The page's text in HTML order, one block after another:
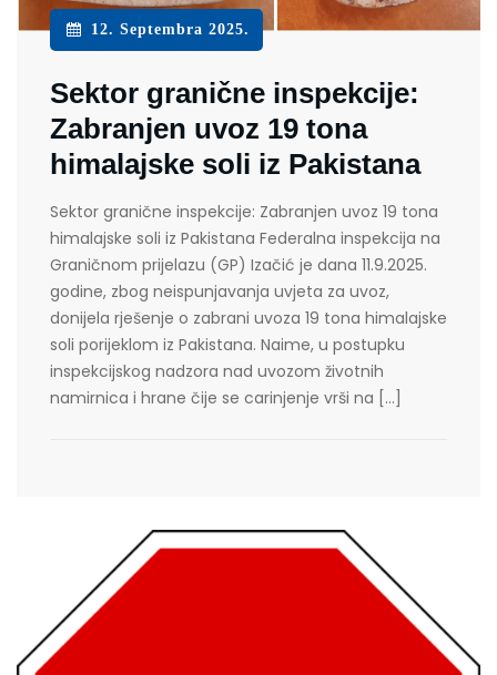
12. Septembra 2025.
Sektor granične inspekcije:
Zabranjen uvoz 19 tona
himalajske soli iz Pakistana
Sektor granične inspekcije: Zabranjen uvoz 19 tona
himalajske soli iz Pakistana Federalna inspekcija na
Graničnom prijelazu (GP) Izačić je dana 11.9.2025.
godine, zbog neispunjavanja uvjeta za uvoz,
donijela rješenje o zabrani uvoza 19 tona himalajske
soli porijeklom iz Pakistana. Naime, u postupku
inspekcijskog nadzora nad uvozom životnih
namirnica i hrane čije se carinjenje vrši na […]